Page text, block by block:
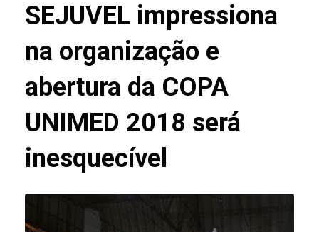
SEJUVEL impressiona
na organização e
abertura da COPA
UNIMED 2018 será
inesquecível